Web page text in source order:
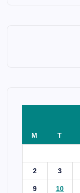
M T
2 3
9 10